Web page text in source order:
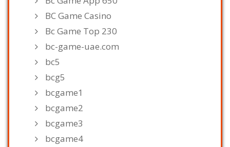
BC Game Casino
Bc Game Top 230
bc-game-uae.com
bc5
bcg5
bcgame1
bcgame2
bcgame3
bcgame4